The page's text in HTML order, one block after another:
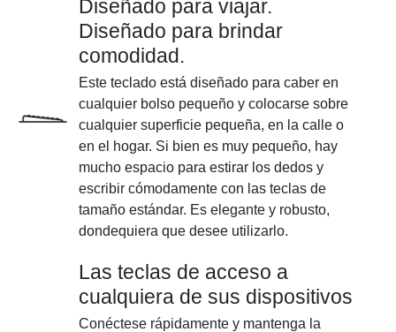
Diseñado para viajar.
Diseñado para brindar
comodidad.
Este teclado está diseñado para caber en
cualquier bolso pequeño y colocarse sobre
cualquier superficie pequeña, en la calle o
en el hogar. Si bien es muy pequeño, hay
mucho espacio para estirar los dedos y
escribir cómodamente con las teclas de
tamaño estándar. Es elegante y robusto,
dondequiera que desee utilizarlo.
Las teclas de acceso a
cualquiera de sus dispositivos
Conéctese rápidamente y mantenga la